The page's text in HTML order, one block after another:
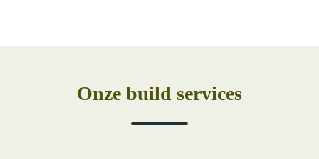
Onze build services